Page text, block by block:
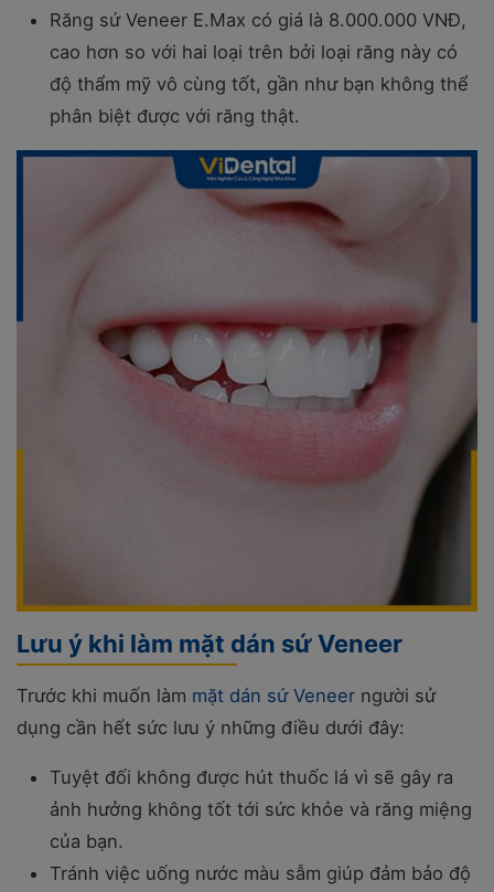
Răng sứ Veneer E.Max có giá là 8.000.000 VNĐ,
cao hơn so với hai loại trên bởi loại răng này có
độ thẩm mỹ vô cùng tốt, gần như bạn không thể
phân biệt được với răng thật.
Lưu ý khi làm mặt dán sứ Veneer
Trước khi muốn làm mặt dán sứ Veneer người sử
dụng cần hết sức lưu ý những điều dưới đây:
Tuyệt đối không được hút thuốc lá vì sẽ gây ra
ảnh hưởng không tốt tới sức khỏe và răng miệng
của bạn.
Tránh việc uống nước màu sẫm giúp đảm bảo độ